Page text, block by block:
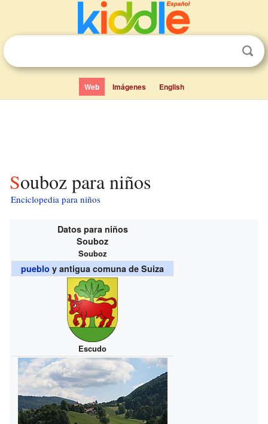
Web Imágenes English
Souboz para niños
Enciclopedia para niños
Datos para niños
Souboz
Souboz
pueblo y antigua comuna de Suiza
Escudo